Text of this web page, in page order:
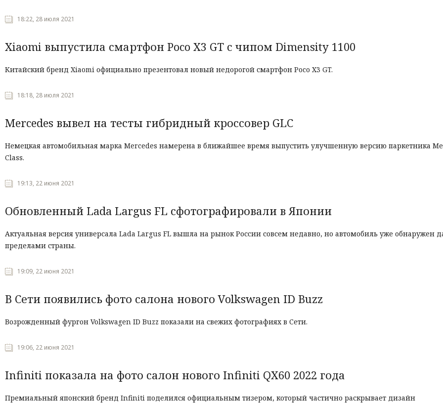
18:22, 28 июля 2021
Xiaomi выпустила смартфон Poco X3 GT с чипом Dimensity 1100
Китайский бренд Xiaomi официально презентовал новый недорогой смартфон Poco X3 GT.
18:18, 28 июля 2021
Mercedes вывел на тесты гибридный кроссовер GLC
Немецкая автомобильная марка Mercedes намерена в ближайшее время выпустить улучшенную версию паркетника
Class.
19:13, 22 июня 2021
Обновленный Lada Largus FL сфотографировали в Японии
Актуальная версия универсала Lada Largus FL вышла на рынок России совсем недавно, но автомобиль уже обнаружен
пределами страны.
19:09, 22 июня 2021
В Сети появились фото салона нового Volkswagen ID Buzz
Возрожденный фургон Volkswagen ID Buzz показали на свежих фотографиях в Сети.
19:06, 22 июня 2021
Infiniti показала на фото салон нового Infiniti QX60 2022 года
Премиальный японский бренд Infiniti поделился официальным тизером, который частично раскрывает дизайн